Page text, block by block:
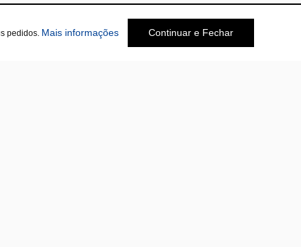
pedidos. Mais informações Continuar e Fechar